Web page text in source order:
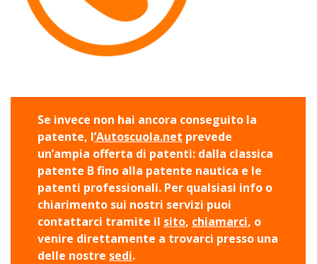
Se invece non hai ancora conseguito la
patente, l’Autoscuola.net prevede
un’ampia offerta di patenti: dalla classica
patente B fino alla patente nautica e le
patenti professionali. Per qualsiasi info o
chiarimento sui nostri servizi puoi
contattarci tramite il sito, chiamarci, o
venire direttamente a trovarci presso una
delle nostre sedi.